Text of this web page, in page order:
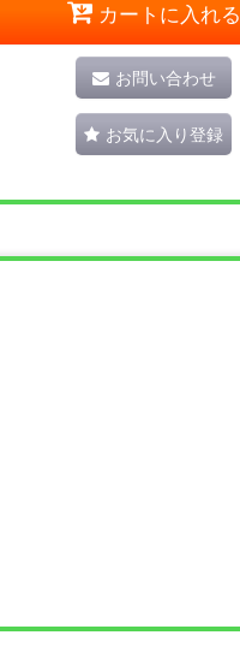
カートに入れる
お問い合わせ
お気に入り登録